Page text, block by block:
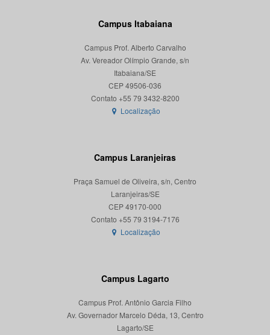
Campus Itabaiana
Campus Prof. Alberto Carvalho
Av. Vereador Olímpio Grande, s/n
Itabaiana/SE
CEP 49506-036
Localização
Campus Laranjeiras
Praça Samuel de Oliveira, s/n, Centro
Laranjeiras/SE
CEP 49170-000
Localização
Campus Lagarto
Campus Prof. Antônio Garcia Filho
Av. Governador Marcelo Déda, 13, Centro
Lagarto/SE